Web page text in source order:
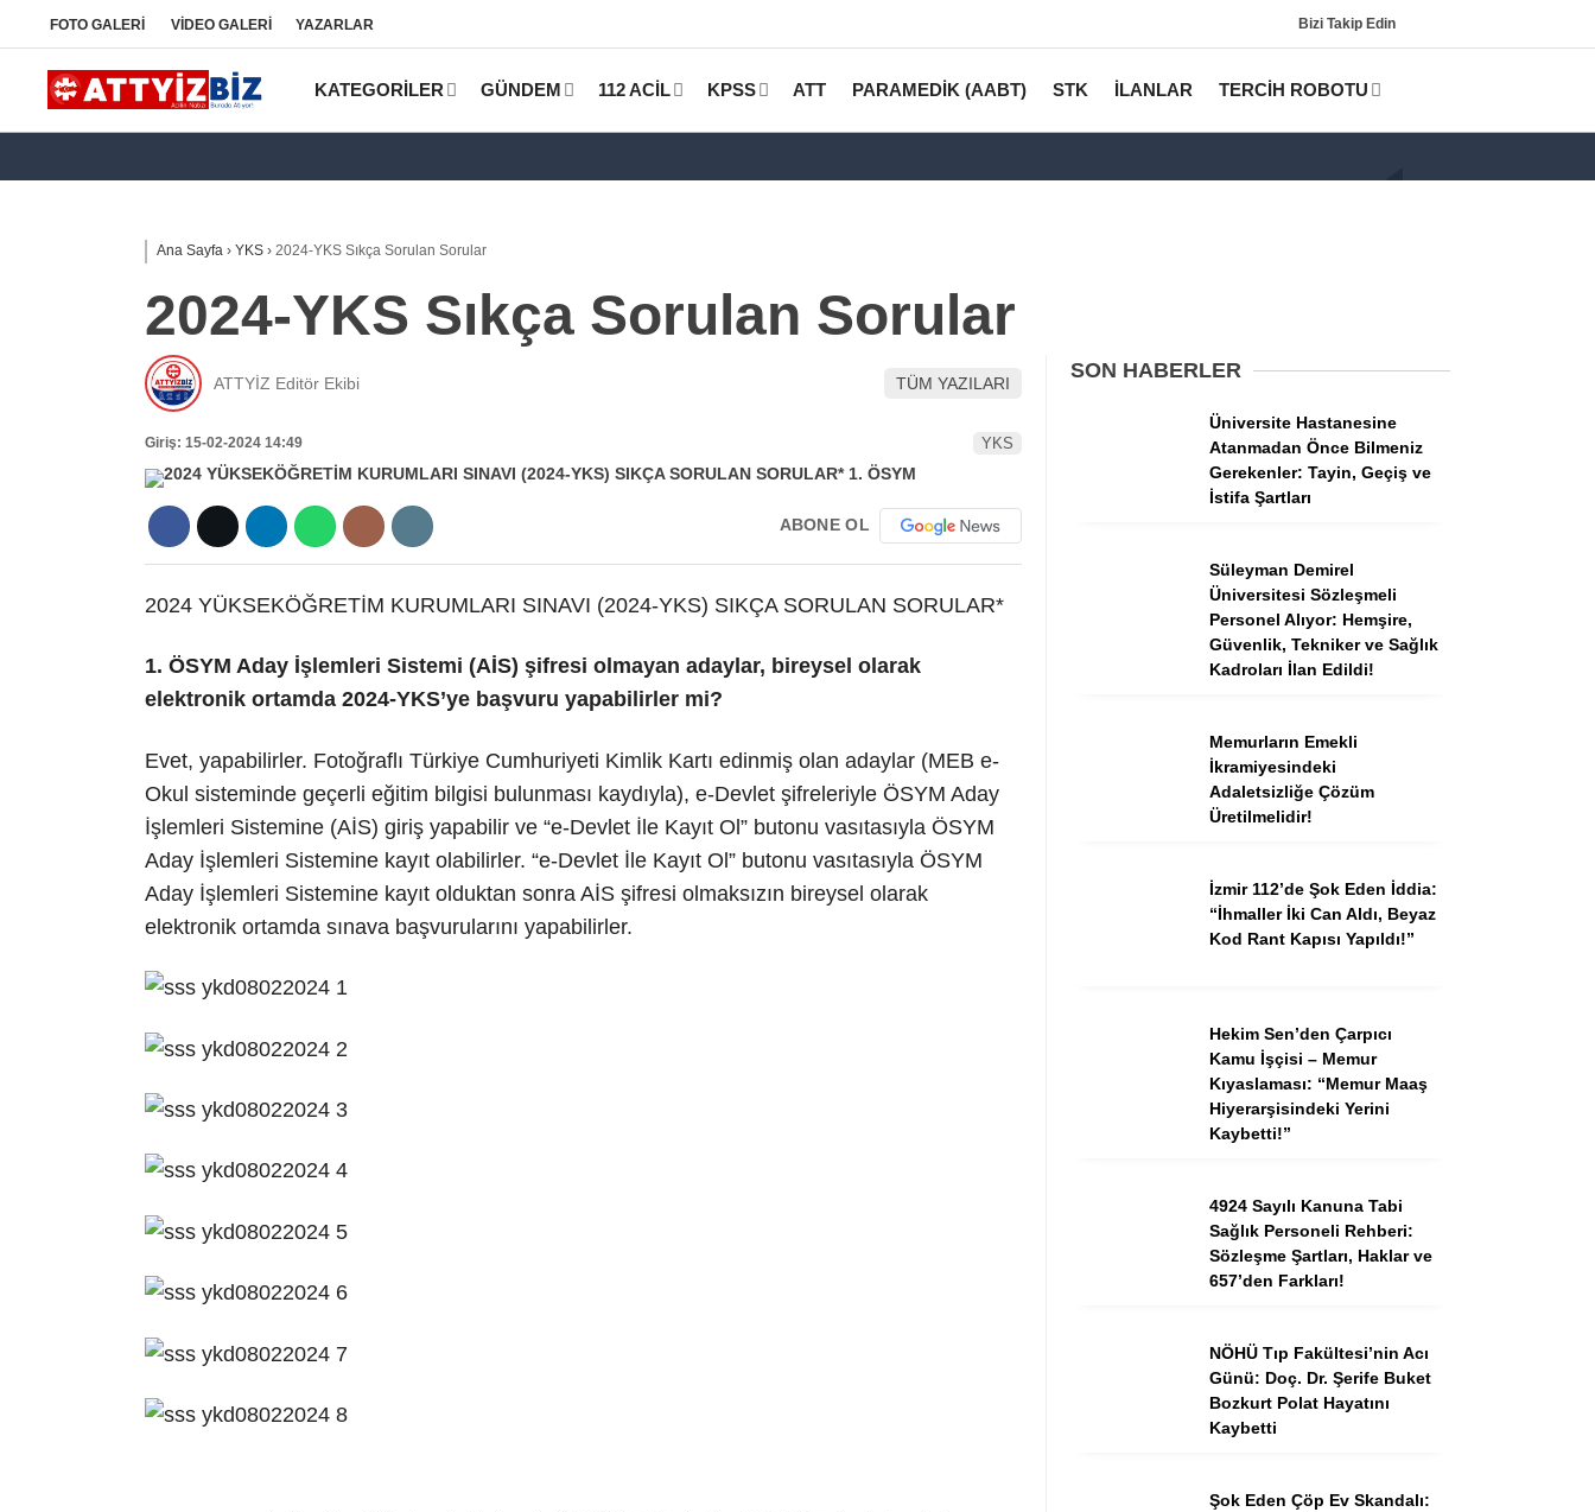
KPSS
Tercih Robotu (Lisans)
WhatsApp İhbar
Hattı
FOTO GALERİ VİDEO GALERİ YAZARLAR Bizi Takip Edin
KATEGORİLER GÜNDEM 112 ACİL KPSS ATT PARAMEDİK (AABT) STK İLANLAR TERCİH ROBOTU
Ana Sayfa › YKS › 2024-YKS Sıkça Sorulan Sorular
2024-YKS Sıkça Sorulan Sorular
ATTYİZ Editör Ekibi TÜM YAZILARI
Giriş: 15-02-2024 14:49 YKS
ABONE OL
2024 YÜKSEKÖĞRETİM KURUMLARI SINAVI (2024-YKS) SIKÇA SORULAN SORULAR*
1. ÖSYM Aday İşlemleri Sistemi (AİS) şifresi olmayan adaylar, bireysel olarak
elektronik ortamda 2024-YKS’ye başvuru yapabilirler mi?
Evet, yapabilirler. Fotoğraflı Türkiye Cumhuriyeti Kimlik Kartı edinmiş olan adaylar (MEB e-
Okul sisteminde geçerli eğitim bilgisi bulunması kaydıyla), e-Devlet şifreleriyle ÖSYM Aday
İşlemleri Sistemine (AİS) giriş yapabilir ve “e-Devlet İle Kayıt Ol” butonu vasıtasıyla ÖSYM
Aday İşlemleri Sistemine kayıt olabilirler. “e-Devlet İle Kayıt Ol” butonu vasıtasıyla ÖSYM
Aday İşlemleri Sistemine kayıt olduktan sonra AİS şifresi olmaksızın bireysel olarak
elektronik ortamda sınava başvurularını yapabilirler.
SON HABERLER
Üniversite Hastanesine
Atanmadan Önce Bilmeniz
Gerekenler: Tayin, Geçiş ve
İstifa Şartları
Süleyman Demirel
Üniversitesi Sözleşmeli
Personel Alıyor: Hemşire,
Güvenlik, Tekniker ve Sağlık
Kadroları İlan Edildi!
Memurların Emekli
İkramiyesindeki
Adaletsizliğe Çözüm
Üretilmelidir!
İzmir 112’de Şok Eden İddia:
“İhmaller İki Can Aldı, Beyaz
Kod Rant Kapısı Yapıldı!”
Hekim Sen’den Çarpıcı
Kamu İşçisi – Memur
Kıyaslaması: “Memur Maaş
Hiyerarşisindeki Yerini
Kaybetti!”
4924 Sayılı Kanuna Tabi
Sağlık Personeli Rehberi:
Sözleşme Şartları, Haklar ve
657’den Farkları!
NÖHÜ Tıp Fakültesi’nin Acı
Günü: Doç. Dr. Şerife Buket
Bozkurt Polat Hayatını
Kaybetti
Şok Eden Çöp Ev Skandalı: